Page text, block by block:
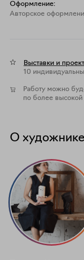
Оформление:
Aвторское
Выставки и
10
Работу можно
по более
О художнике